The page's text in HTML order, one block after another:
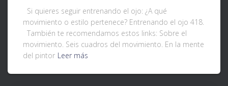
Si quieres seguir entrenando el ojo: ¿A qué
movimiento o estilo pertenece? Entrenando el ojo 418.
También te recomendamos estos links: Sobre el
movimiento. Seis cuadros del movimiento. En la mente
del pintor Leer más